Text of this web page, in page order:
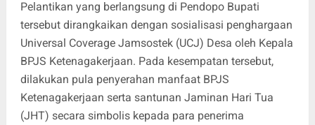
Pelantikan yang berlangsung di Pendopo Bupati
tersebut dirangkaikan dengan sosialisasi penghargaan
Universal Coverage Jamsostek (UCJ) Desa oleh Kepala
BPJS Ketenagakerjaan. Pada kesempatan tersebut,
dilakukan pula penyerahan manfaat BPJS
Ketenagakerjaan serta santunan Jaminan Hari Tua
(JHT) secara simbolis kepada para penerima